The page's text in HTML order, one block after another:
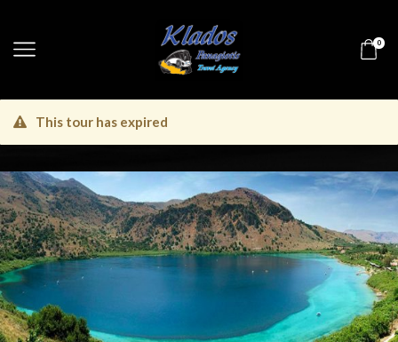
0
This tour has expired